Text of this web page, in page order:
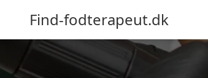
Find-fodterapeut.dk